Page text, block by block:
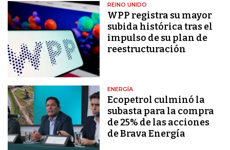
REINO UNIDO
WPP registra su mayor
subida histórica tras el
impulso de su plan de
reestructuración
ENERGÍA
Ecopetrol culminó la
subasta para la compra
de 25% de las acciones
de Brava Energía